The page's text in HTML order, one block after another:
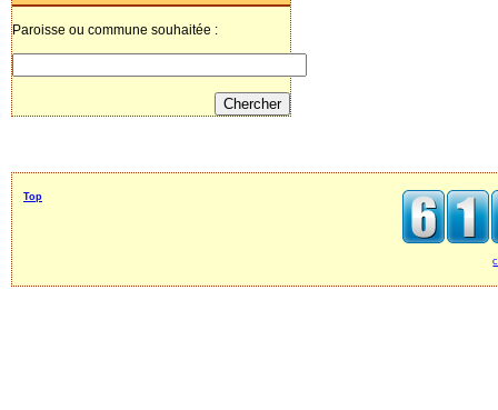
Paroisse ou commune souhaitée :
Top